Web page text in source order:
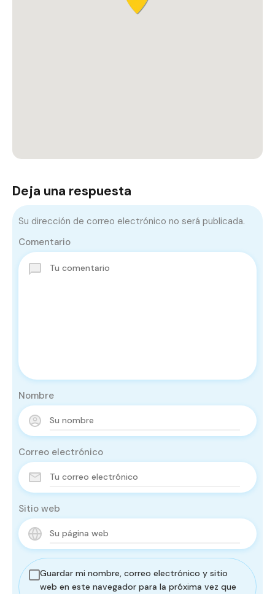
Deja una respuesta
Su dirección de correo electrónico no será publicada.
Comentario
Nombre
Correo electrónico
Sitio web
Guardar mi nombre, correo electrónico y sitio
web en este navegador para la próxima vez que